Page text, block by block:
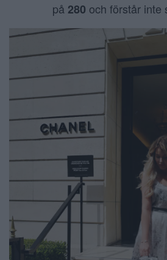
på 280 och förstår inte